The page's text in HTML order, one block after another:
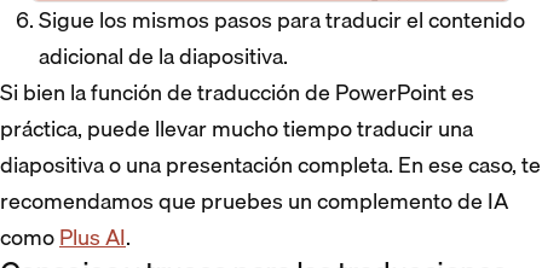
Sigue los mismos pasos para traducir el contenido
adicional de la diapositiva.
Si bien la función de traducción de PowerPoint es
práctica, puede llevar mucho tiempo traducir una
diapositiva o una presentación completa. En ese caso, te
recomendamos que pruebes un complemento de IA
comoPlus AI.